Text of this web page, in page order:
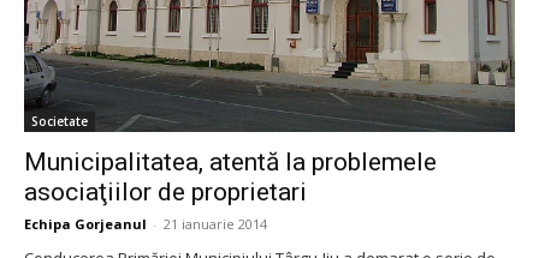
Societate
Municipalitatea, atentă la problemele
asociaţiilor de proprietari
Echipa Gorjeanul - 21 ianuarie 2014